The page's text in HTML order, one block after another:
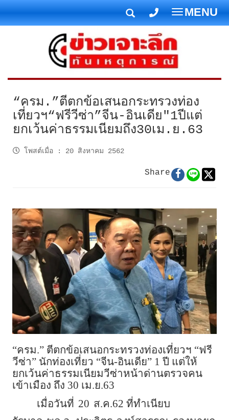
T
o
g
g
l
e
a
v
i
t
MENU
“ครม.”ตีตกข้อเสนอกระทรวงท่อง
เที่ยวฯ“ฟรีวีซ่า”จีน-อินเดีย"1ปีแต่
ยกเว้นค่าธรรมเนียมถึง30เม.ย.63
โพสต์เมื่อ : 20 สิงหาคม 2562
Share
“ครม.” ตีตกข้อเสนอกระทรวงท่องเที่ยวฯ “ฟรี
วีซ่า” นักท่องเที่ยว “จีน-อินเดีย” 1 ปี แต่ให้
ยกเว้นค่าธรรมเนียมวีซ่าหน้าด่านตรวจคน
เข้าเมือง ถึง 30 เม.ย.63
เมื่อวันที่ 20 ส.ค.62 ที่ทำเนียบ